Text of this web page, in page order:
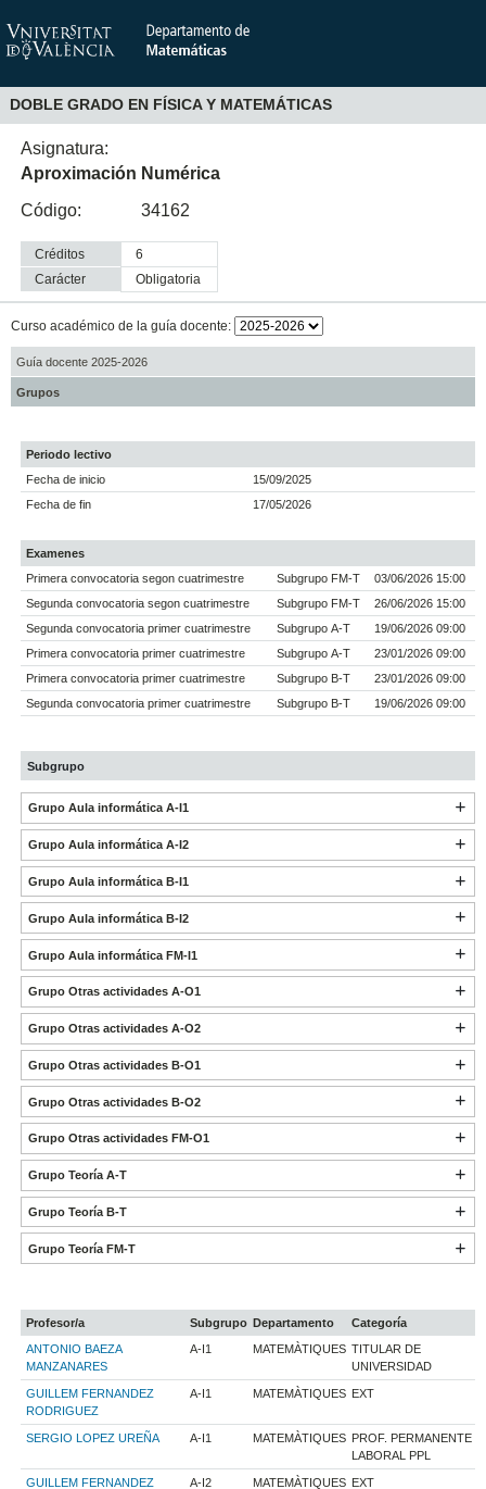
DOBLE GRADO EN FÍSICA Y MATEMÁTICAS
Asignatura:
Aproximación Numérica
Código:
34162
Créditos
6
Carácter
obligatoria
Curso académico de la guía docente:
Guía docente 2025-2026
Grupos
Periodo lectivo
Fecha de inicio
15/09/2025
Fecha de fin
17/05/2026
Examenes
Primera convocatoria segon cuatrimestre
Subgrupo FM-T
03/06/2026 15:00
Segunda convocatoria segon cuatrimestre
Subgrupo FM-T
26/06/2026 15:00
Segunda convocatoria primer cuatrimestre
Subgrupo A-T
19/06/2026 09:00
Primera convocatoria primer cuatrimestre
Subgrupo A-T
23/01/2026 09:00
Primera convocatoria primer cuatrimestre
Subgrupo B-T
23/01/2026 09:00
Segunda convocatoria primer cuatrimestre
Subgrupo B-T 19/06/2026 09:00
Subgrupo
Grupo Aula informática A-I1
Grupo Aula informática A-I2
Grupo Aula informática B-I1
Grupo Aula informática B-I2
Grupo Aula informática FM-I1
Grupo Otras actividades A-O1
Grupo Otras actividades A-O2
Grupo Otras actividades B-O1
Grupo Otras actividades B-O2
Grupo Otras actividades FM-O1
Grupo Teoría A-T
Grupo Teoría B-T
Grupo Teoría FM-T
Profesor/a Subgrupo Departamento
Categoría
ANTONIO BAEZA
MANZANARES
A-I1 MATEMÀTIQUES TITULAR DE
UNIVERSIDAD
GUILLEM FERNANDEZ
RODRIGUEZ
A-I1 MATEMÀTIQUES EXT
SERGIO LOPEZ UREÑA A-I1 MATEMÀTIQUES PROF. PERMANENTE
LABORAL PPL
GUILLEM FERNANDEZ
A-I2 MATEMÀTIQUES EXT